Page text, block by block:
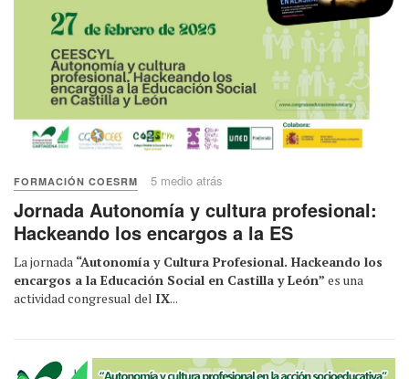
FORMACIÓN COESRM 5 medio atrás
Jornada Autonomía y cultura profesional:
Hackeando los encargos a la ES
La jornada “Autonomía y Cultura Profesional. Hackeando los
encargos a la Educación Social en Castilla y León” es una
actividad congresual del IX...